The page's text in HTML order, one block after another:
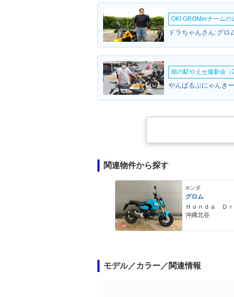
OKI GROMerチームの
ドラちゃんさん:グロ
南の駅やえせ撮影会（
やんばるぶにゃんき
関連物件から探す
ホンダ
グロム
Ｈｏｎｄａ Ｄｒ
沖縄北谷
モデル／カラー／関連情報